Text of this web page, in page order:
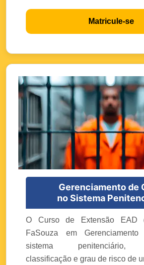
Matricule-se
Gerenciamento de
no Sistema
O Curso de Extensão EAD
FaSouza em
sistema penitenciário,
classificação e grau de risco de